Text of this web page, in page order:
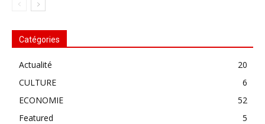
Catégories
Actualité
20
CULTURE
6
ECONOMIE
52
Featured
5